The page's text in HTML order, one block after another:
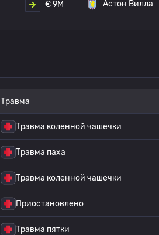
€ 9M Астон Вилла
Травма
Травма коленной чашечки
Травма паха
Травма коленной чашечки
Приостановлено
Травма пятки